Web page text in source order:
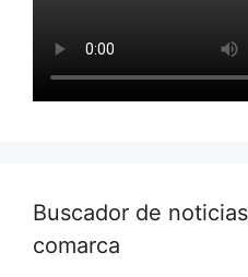
Buscador de
comarca